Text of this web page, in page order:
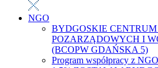
NGO
BYDGOSKIE
POZARZĄDOWYCH I
(BCOPW GDAŃSKA 5)
Program współpracy z